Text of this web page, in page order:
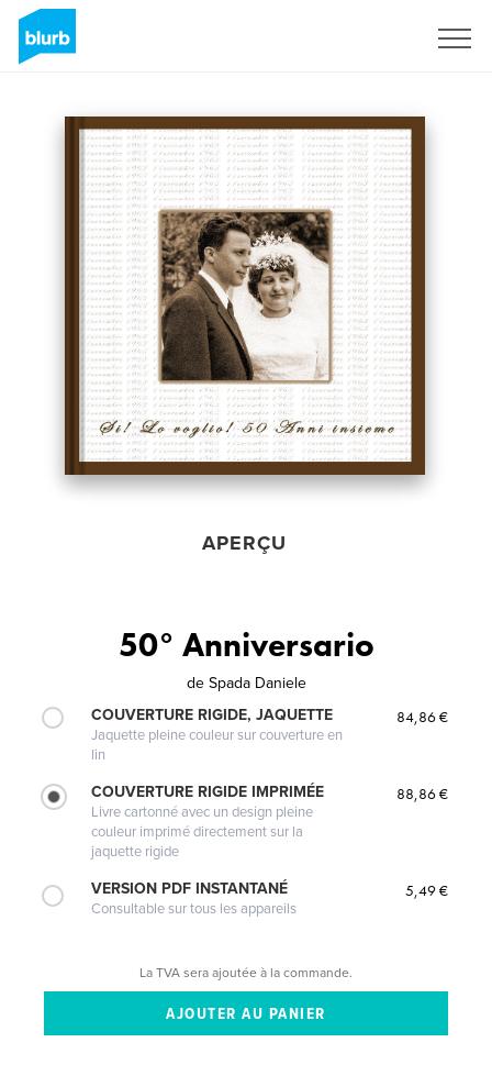
APERÇU
50° Anniversario
de Spada Daniele
COUVERTURE RIGIDE, JAQUETTE
Jaquette pleine couleur sur couverture en
lin
84,86 €
COUVERTURE RIGIDE IMPRIMÉE
Livre cartonné avec un design pleine
couleur imprimé directement sur la
jaquette rigide
88,86 €
VERSION PDF INSTANTANÉ
Consultable sur tous les appareils
5,49 €
La TVA sera ajoutée à la commande.